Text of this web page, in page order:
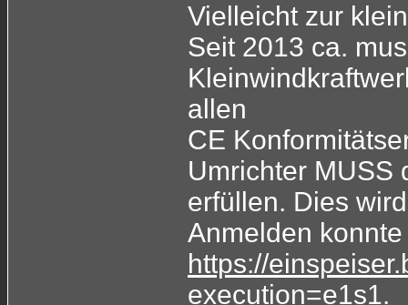
Vielleicht zur
Seit 2013 ca.
allen
CE
Umrichter MUSS
erfüllen. Dies
Anmelden
https://
execution=e1s1.